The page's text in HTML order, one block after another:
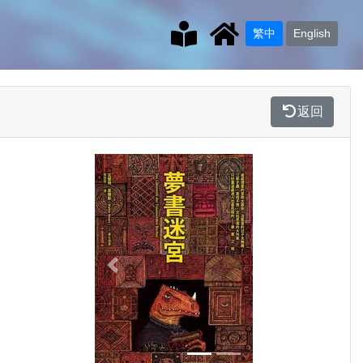
繁中 English
返回
Previous